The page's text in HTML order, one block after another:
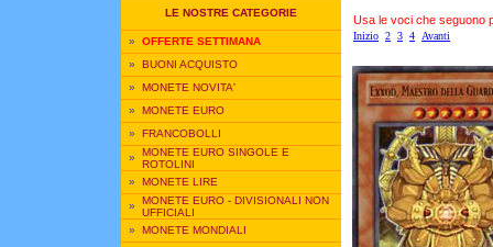
LE NOSTRE CATEGORIE
» OFFERTE SETTIMANA
» BUONI ACQUISTO
» MONETE NOVITA'
» MONETE EURO
» FRANCOBOLLI
» MONETE EURO SINGOLE E
ROTOLINI
» MONETE LIRE
» MONETE EURO - DIVISIONALI NON
UFFICIALI
» MONETE MONDIALI
Usa le voci che seguono
Inizio 2 3 4 Avanti